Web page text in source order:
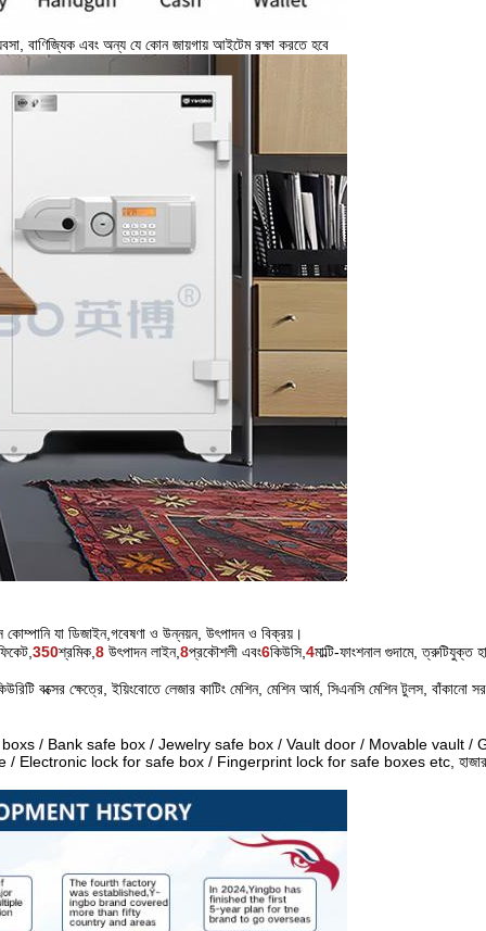
বাণিজ্যিক এবং অন্য যে কোন জায়গায় আইটেম রক্ষা করতে হবে
যা ডিজাইন,গবেষণা ও উন্নয়ন, উৎপাদন ও বিক্রয়।
350শ্রমিক, 8 উৎপাদন লাইন,8প্রকৌশলী এবং6কিউসি, 4মাল্টি-ফাংশনাল গুদামে, ত্রুটিযুক্ত
বক্সের ক্ষেত্রে, ইয়িংবোতে লেজার কাটিং মেশিন, মেশিন আর্ম, সিএনসি মেশিন টুলস, বাঁকানো
/ Bank safe box / Jewelry safe box / Vault door / Movable vault /
lock for safe box / Fingerprint lock for safe boxes etc, হাজার